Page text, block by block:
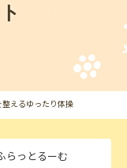
整えるゆったり体操
らっとるーむ